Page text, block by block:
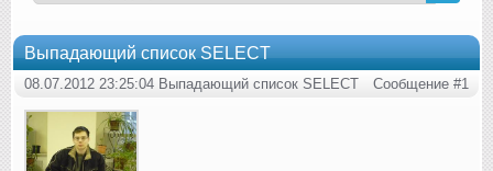
Выпадающий список SELECT
08.07.2012 23:25:04 Выпадающий список SELECT Сообщение #1